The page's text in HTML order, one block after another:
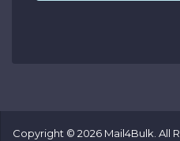
Copyright © 2026 Mail4Bulk. All